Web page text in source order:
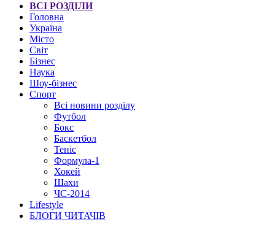
ВСІ РОЗДІЛИ
Головна
Україна
Місто
Світ
Бізнес
Наука
Шоу-бізнес
Спорт
Всі новини розділу
Футбол
Бокс
Баскетбол
Теніс
Формула-1
Хокей
Шахи
ЧС-2014
Lifestyle
БЛОГИ ЧИТАЧІВ